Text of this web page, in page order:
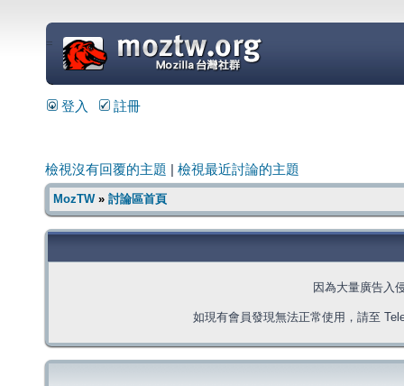
=
登入 註冊
檢視沒有回覆的主題 檢視最近討論的主題
MozTW» 討論區首頁
因為大量廣告入
如現有會員發現無法正常使用，請至